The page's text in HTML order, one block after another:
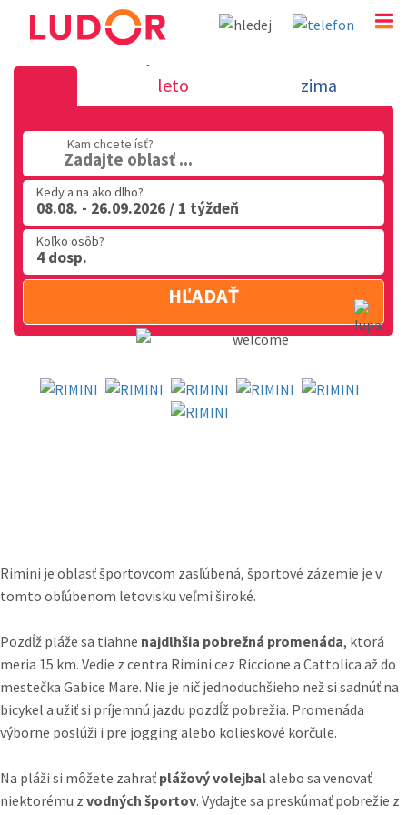
AKTÍVNA DOVOLENKA V RIMINI
02 2063 3182
leto zima
Kam chcete ísť?
Zadajte oblasť ...
Kedy a na ako dlho?
08.08. - 26.09.2026 / 1 týždeň
Koľko osôb?
4 dosp.
HĽADAŤ
Rimini je oblasť športovcom zasľúbená, športové zázemie je v
tomto obľúbenom letovisku veľmi široké.
Pozdĺž pláže sa tiahne najdlhšia pobrežná promenáda, ktorá
meria 15 km. Vedie z centra Rimini cez Riccione a Cattolica až do
mestečka Gabice Mare. Nie je nič jednoduchšieho než si sadnúť na
bicykel a užiť si príjemnú jazdu pozdĺž pobrežia. Promenáda
výborne poslúži i pre jogging alebo kolieskové korčule.
Na pláži si môžete zahrať plážový volejbalalebo sa venovať
niektorému z vodných športov. Vydajte sa preskúmať pobrežie z